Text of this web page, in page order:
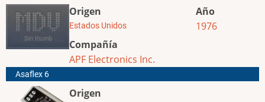
Origen
Estados Unidos
Compañía
APF Electronics Inc.
Año
1976
Asaflex 6
Origen